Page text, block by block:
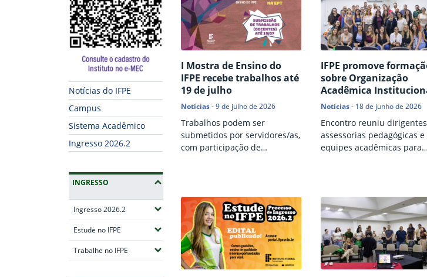
Notícias do IFPE
Campus
Sistema Acadêmico
Ingresso 2026.2
INGRESSO
Ingresso 2026.2 (Expandir submenus)
Estude no IFPE (Expandir submenus)
Trabalhe no IFPE (Expandir submenus)
I Mostra de Ensino do
IFPE recebe trabalhos até
19 de julho
Notícias-9 de julho de 2026
Trabalhos podem ser
submetidos por servidores/as,
com participação de
IFPE promove
sobre Organização
Acadêmica
Notícias - 18 de junho de 2026
Encontro reuniu
assessorias pedagógicas e
equipes acadêmicas para